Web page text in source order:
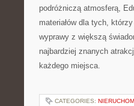
podróżniczą atmosferą,
materiałów dla tych,
wyprawy z większą
najbardziej znanych
każdego miejsca.
CATEGORIES: